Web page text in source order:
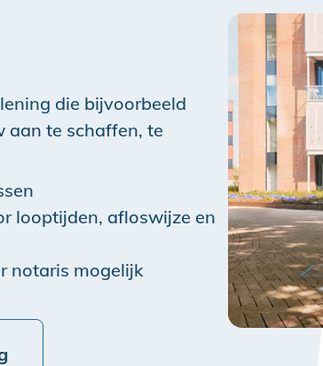
die bijvoorbeeld
aan te schaffen, te
looptijden, afloswijze en
notaris mogelijk